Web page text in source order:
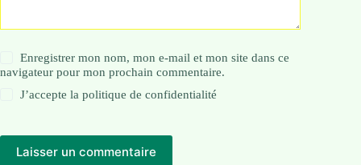
Enregistrer mon nom, mon e-mail et mon site dans ce
navigateur pour mon prochain commentaire.
J’accepte lapolitique de confidentialité
Laisser un commentaire